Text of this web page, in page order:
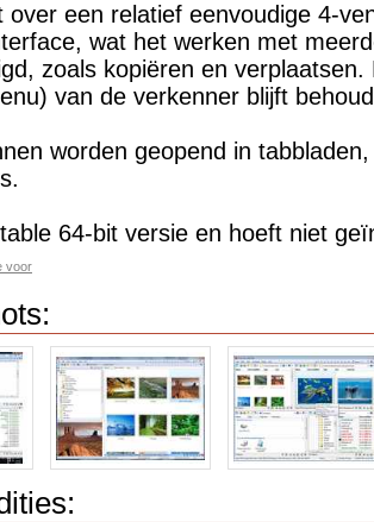
over een relatief eenvoudige 4-
wat het werken met
zoals kopiëren en
van de verkenner blijft
worden geopend in
64-bit versie en hoeft niet
voor